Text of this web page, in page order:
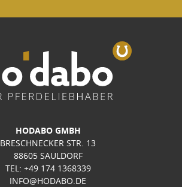
HODABO GMBH
BRESCHNECKER STR. 13
88605 SAULDORF
TEL: +49 174 1368339
INFO@HODABO.DE